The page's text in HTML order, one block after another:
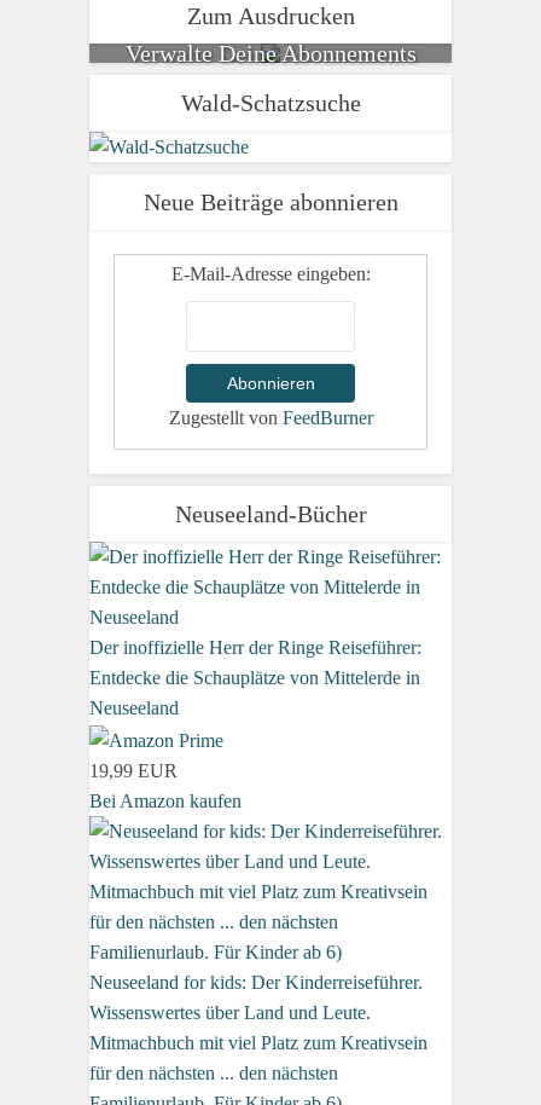
Zum Ausdrucken
Verwalte Deine Abonnements
Wald-Schatzsuche
Neue Beiträge abonnieren
E-Mail-Adresse eingeben:
Zugestellt von FeedBurner
Neuseeland-Bücher
Der inoffizielle Herr der Ringe Reiseführer:
Entdecke die Schauplätze von Mittelerde in
Neuseeland
19,99 EUR
Bei Amazon kaufen
Neuseeland for kids: Der Kinderreiseführer.
Wissenswertes über Land und Leute.
Mitmachbuch mit viel Platz zum Kreativsein
für den nächsten ... den nächsten